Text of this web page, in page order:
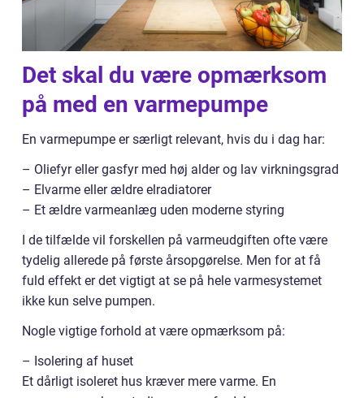
Det skal du være opmærksom
på med en varmepumpe
En varmepumpe er særligt relevant, hvis du i dag har:
– Oliefyr eller gasfyr med høj alder og lav virkningsgrad
– Elvarme eller ældre elradiatorer
– Et ældre varmeanlæg uden moderne styring
I de tilfælde vil forskellen på varmeudgiften ofte være
tydelig allerede på første årsopgørelse. Men for at få
fuld effekt er det vigtigt at se på hele varmesystemet
ikke kun selve pumpen.
Nogle vigtige forhold at være opmærksom på:
– Isolering af huset
Et dårligt isoleret hus kræver mere varme. En